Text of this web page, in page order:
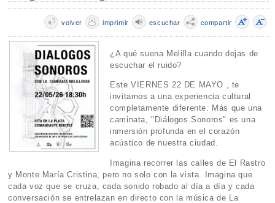
compartir
escuchar
imprimir
volver
¿A qué suena Melilla cuando dejas de
escuchar el ruido?
Este VIERNES 22 DE MAYO , te
invitamos a una experiencia cultural
completamente diferente. Más que una
caminata, "Diálogos Sonoros" es una
inmersión profunda en el corazón
acústico de nuestra ciudad.
Imagina recorrer las calles de El Rastro
y Monte María Cristina, pero no solo con la vista. Imagina que
cada voz que se cruza, cada sonido robado al día a día y cada
conversación se entrelazan en directo con la música de La